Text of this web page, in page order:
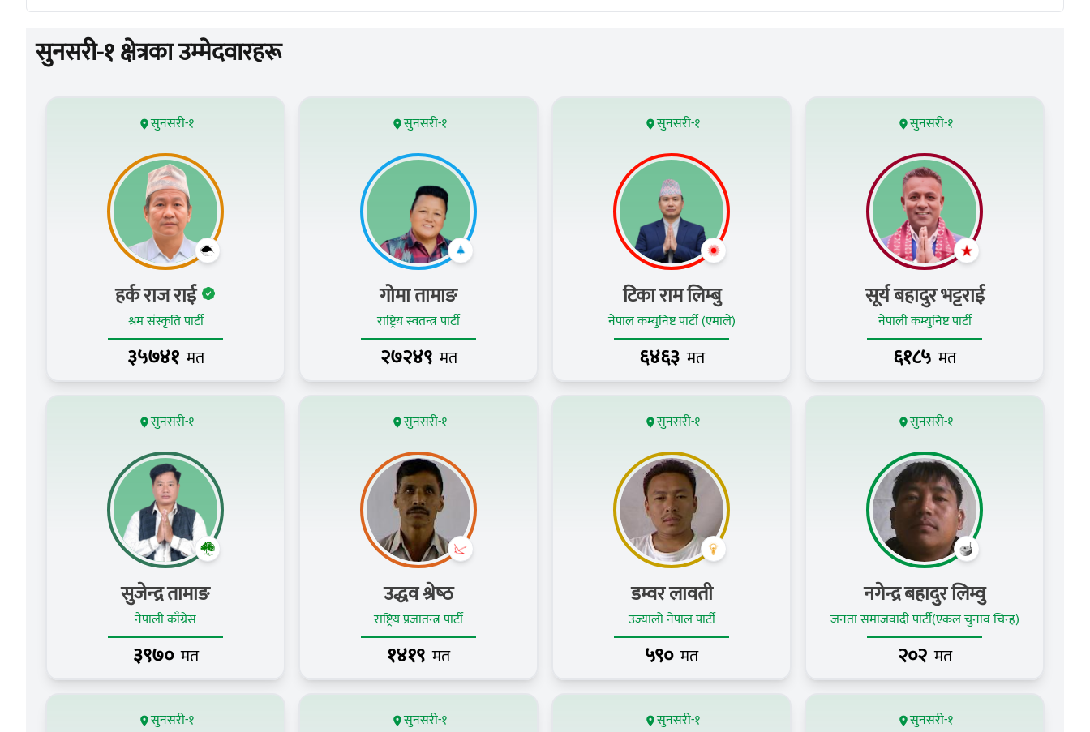
सुनसरी-१ क्षेत्रका उम्मेदवारहरू
सुनसरी-१
हर्क राज राई
श्रम संस्कृति पार्टी
३५७४१ मत
सुनसरी-१
गोमा तामाङ
राष्ट्रिय स्वतन्त्र पार्टी
२७२४९ मत
सुनसरी-१
टिका राम लिम्बु
नेपाल कम्युनिष्ट पार्टी (एमाले)
६४६३ मत
सुनसरी-१
सूर्य बहादुर भट्टराई
नेपाली कम्युनिष्ट पार्टी
६१८५ मत
सुनसरी-१
सुजेन्‍द्र तामाङ
नेपाली काँग्रेस
३९७० मत
सुनसरी-१
उद्धव श्रेष्‍ठ
राष्ट्रिय प्रजातन्त्र पार्टी
१४१९ मत
सुनसरी-१
डम्वर लावती
उज्यालो नेपाल पार्टी
५९० मत
सुनसरी-१
नगेन्द्र बहादुर लिम्वु
जनता समाजवादी पार्टी(एकल चुनाव चिन्ह)
२०२ मत
सुनसरी-१ सुनसरी-१ सुनसरी-१ सुनसरी-१